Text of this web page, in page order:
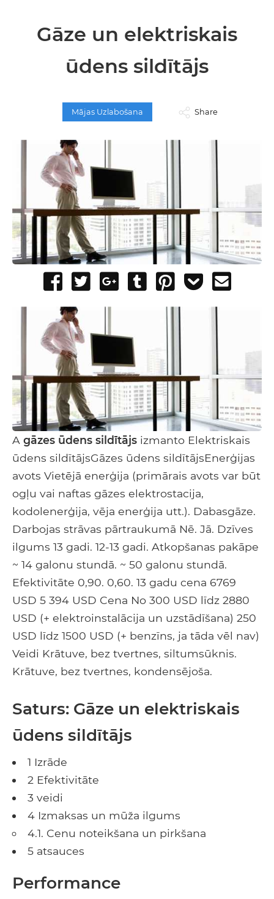
Gāze un elektriskais
ūdens sildītājs
Mājas Uzlabošana Share
Share
Facebook
Tweet
Share
Post
Tumblr
Pin
Add
Pocket
A gāzes ūdens sildītājs izmanto Elektriskais
ūdens sildītājsGāzes ūdens sildītājsEnerģijas
avots Vietējā enerģija (primārais avots var būt
ogļu vai naftas gāzes elektrostacija,
kodolenerģija, vēja enerģija utt.). Dabasgāze.
Darbojas strāvas pārtraukumā Nē. Jā. Dzīves
ilgums 13 gadi. 12-13 gadi. Atkopšanas pakāpe
~ 14 galonu stundā. ~ 50 galonu stundā.
Efektivitāte 0,90. 0,60. 13 gadu cena 6769
USD 5 394 USD Cena No 300 USD līdz 2880
USD (+ elektroinstalācija un uzstādīšana) 250
USD līdz 1500 USD (+ benzīns, ja tāda vēl nav)
Veidi Krātuve, bez tvertnes, siltumsūknis.
Krātuve, bez tvertnes, kondensējoša.
Saturs: Gāze un elektriskais
ūdens sildītājs
1 Izrāde
2 Efektivitāte
3 veidi
4 Izmaksas un mūža ilgums
4.1. Cenu noteikšana un pirkšana
5 atsauces
Performance